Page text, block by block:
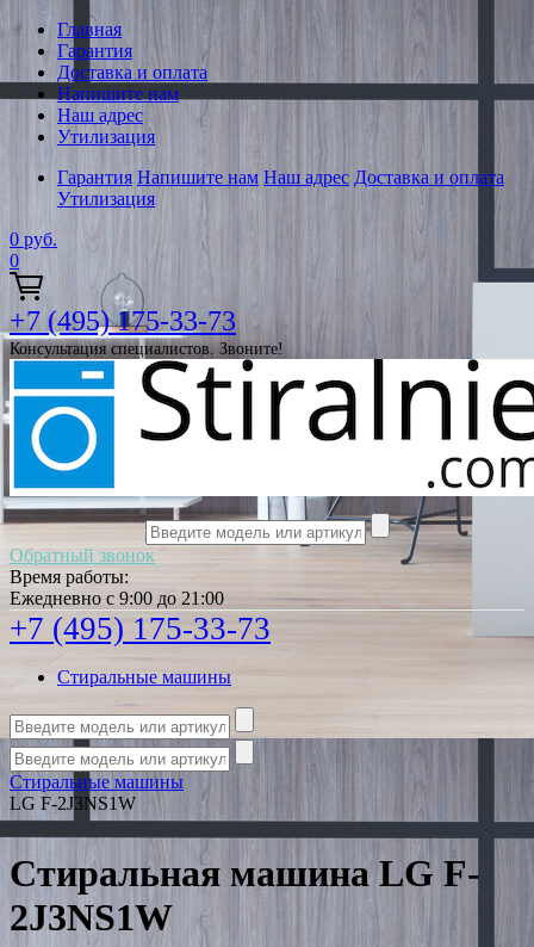
Главная
Гарантия
Доставка и оплата
Напишите нам
Наш адрес
Утилизация
Гарантия Напишите нам Наш адрес Доставка и оплата
Утилизация
0 руб.
0
+7 (495) 175-33-73
Консультация специалистов. Звоните!
Обратный звонок
Время работы:
Ежедневно с 9:00 до 21:00
+7 (495) 175-33-73
Стиральные машины
Стиральные машины
LG F-2J3NS1W
Стиральная машина LG F-
2J3NS1W